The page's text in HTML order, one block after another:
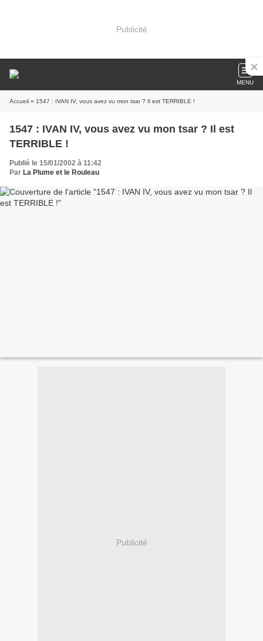
Publicité
MENU
Accueil » 1547 : IVAN IV, vous avez vu mon tsar ? Il est TERRIBLE !
1547 : IVAN IV, vous avez vu mon tsar ? Il est
TERRIBLE !
Publié le 15/01/2002 à 11:42
Par La Plume et le Rouleau
Publicité